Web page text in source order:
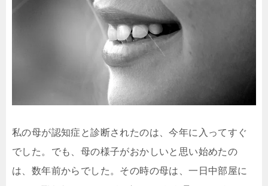
私の母が認知症と診断されたのは、今年に入ってすぐ
でした。でも、母の様子がおかしいと思い始めたの
は、数年前からでした。その時の母は、一日中部屋に